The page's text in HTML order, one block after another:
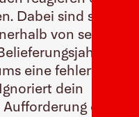
Dabei sind sie
von sechs
eine fehlerfreie
dein
oder